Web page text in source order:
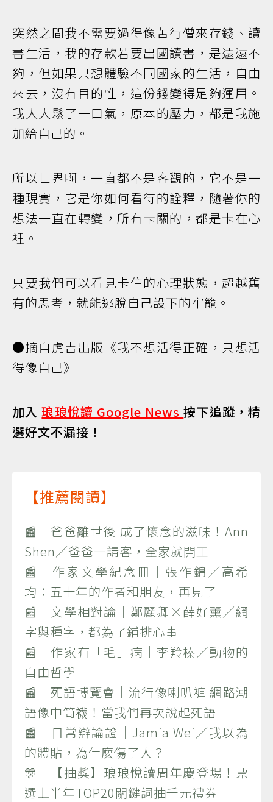
突然之間我不需要過得像苦行僧來存錢、讀
書生活，我的存款若要出國讀書，是遠遠不
夠，但如果只想體驗不同國家的生活，自由
來去，沒有目的性，這份錢變得足夠運用。
我大大鬆了一口氣，原本的壓力，都是我施
加給自己的。
所以世界啊，一直都不是客觀的，它不是一
種現實，它是你如何看待的詮釋，隨著你的
想法一直在轉變，所有卡關的，都是卡在心
裡。
只要我們可以看見卡住的心理狀態，超越舊
有的思考，就能逃脫自己設下的牢籠。
●摘自虎吉出版《我不想活得正確，只想活
得像自己》
加入琅琅悅讀 Google News按下追蹤，精
選好文不漏接！
【推薦閱讀】
📰 爸爸離世後 成了懷念的滋味！Ann
Shen／爸爸一請客，全家就開工
📰 作家文學紀念冊｜張作錦／高希
均：五十年的作者和朋友，再見了
📰 文學相對論｜鄭麗卿×薛好薰／網
字與種字，都為了鋪排心事
📰 作家有「毛」病｜李羚榛／動物的
自由哲學
📰 死語博覽會｜流行像喇叭褲 網路潮
語像中筒襪！當我們再次說起死語
📰 日常辯論證｜Jamia Wei／我以為
的體貼，為什麼傷了人？
🎊 【抽獎】琅琅悅讀周年慶登場！票
選上半年TOP20關鍵詞抽千元禮券